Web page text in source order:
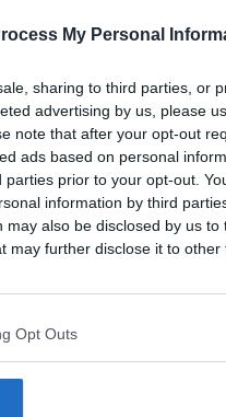
My Personal
sharing to third parties, or
advertising by us, please
note that after your opt-out
ads based on personal
parties prior to your opt-out.
information by third
may also be disclosed by us
may further disclose it to other
Opt Outs
Movimientos por Nivel de Hakamo-o